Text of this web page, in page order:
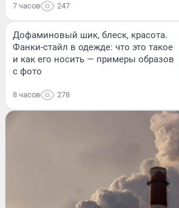
7 часов 247
Дофаминовый шик, блеск, красота.
Фанки-стайл в одежде: что это такое
и как его носить — примеры образов
с фото
8 часов 278